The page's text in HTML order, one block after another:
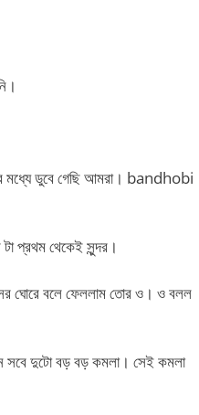
মধ্যে ডুবে গেছি আমরা। bandhobi
প্রথম থেকেই সুন্দর।
ঘোরে বলে ফেললাম তোর ও। ও বলল
সবে দুটো বড় বড় কমলা। সেই কমলা